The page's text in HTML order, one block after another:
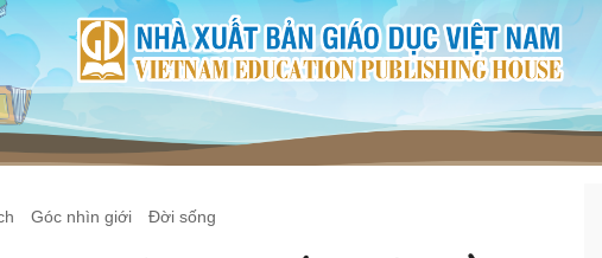
Góc nhìn giới Đời sống